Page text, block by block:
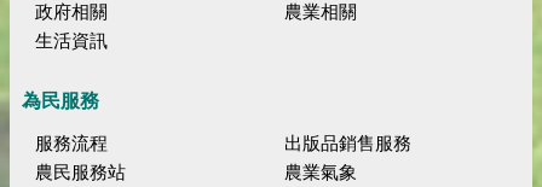
政府相關
農業相關
生活資訊
為民服務
服務流程
出版品銷售服務
農民服務站
農業氣象